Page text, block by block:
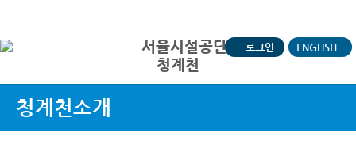
청계천
로그인 ENGLISH
청계천소개